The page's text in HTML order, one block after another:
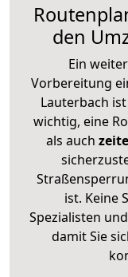
den
Ein
Vorbereitung
Lauterbach
wichtig, eine
als auch
ist. Keine
Spezialisten
damit Sie